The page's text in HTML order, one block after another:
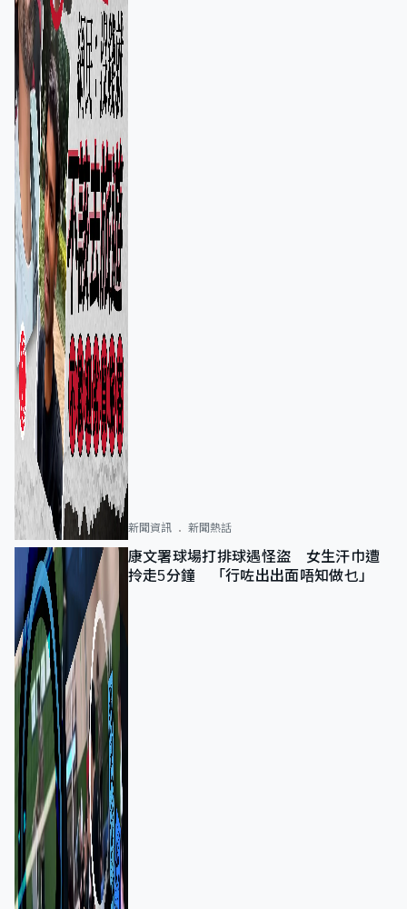
新聞資訊 新聞熱話
康文署球場打排球遇怪盜 女生汗巾遭
拎走5分鐘 「行咗出出面唔知做乜」